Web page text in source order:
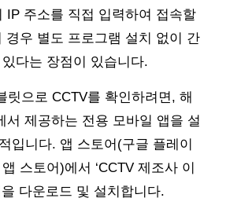
IP 주소를 직접 입력하여 접속할
경우 별도 프로그램 설치 없이 간
다는 장점이 있습니다.
릿으로 CCTV를 확인하려면, 해
서 제공하는 전용 모바일 앱을 설
입니다. 앱 스토어(구글 플레이
스토어)에서 ‘CCTV 제조사 이
다운로드 및 설치합니다.